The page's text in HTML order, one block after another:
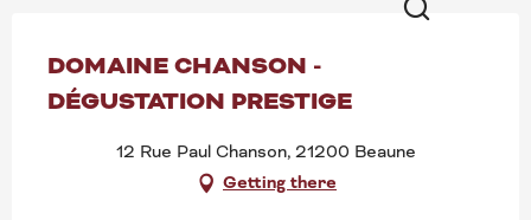
DOMAINE CHANSON -
DÉGUSTATION PRESTIGE
12 Rue Paul Chanson, 21200 Beaune
Getting there